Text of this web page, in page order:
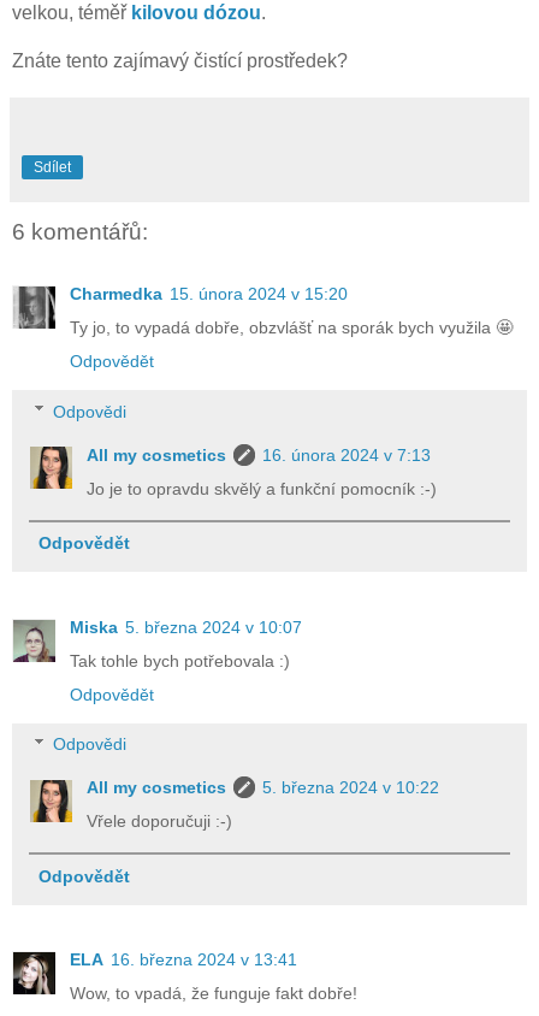
velkou, téměř kilovou dózou.
Znáte tento zajímavý čistící prostředek?
Sdílet
6 komentářů:
Charmedka 15. února 2024 v 15:20
Ty jo, to vypadá dobře, obzvlášť na sporák bych využila 🤩
Odpovědět
Odpovědi
All my cosmetics
16. února 2024 v 7:13
Jo je to opravdu skvělý a funkční pomocník :-)
Odpovědět
Miska 5. března 2024 v 10:07
Tak tohle bych potřebovala :)
Odpovědět
Odpovědi
All my cosmetics
5. března 2024 v 10:22
Vřele doporučuji :-)
Odpovědět
ELA 16. března 2024 v 13:41
Wow, to vpadá, že funguje fakt dobře!